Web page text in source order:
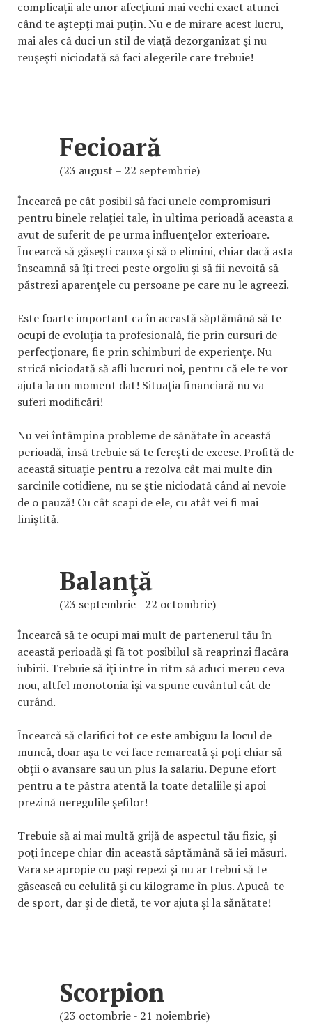
complicaţii ale unor afecţiuni mai vechi exact atunci
când te aştepţi mai puţin. Nu e de mirare acest lucru,
mai ales că duci un stil de viaţă dezorganizat şi nu
reuşeşti niciodată să faci alegerile care trebuie!
Fecioară
(23 august – 22 septembrie)
Încearcă pe cât posibil să faci unele compromisuri
pentru binele relaţiei tale, în ultima perioadă aceasta a
avut de suferit de pe urma influenţelor exterioare.
Încearcă să găseşti cauza şi să o elimini, chiar dacă asta
înseamnă să îţi treci peste orgoliu şi să fii nevoită să
păstrezi aparenţele cu persoane pe care nu le agreezi.
Este foarte important ca în această săptămână să te
ocupi de evoluţia ta profesională, fie prin cursuri de
perfecţionare, fie prin schimburi de experienţe. Nu
strică niciodată să afli lucruri noi, pentru că ele te vor
ajuta la un moment dat! Situaţia financiară nu va
suferi modificări!
Nu vei întâmpina probleme de sănătate în această
perioadă, însă trebuie să te fereşti de excese. Profită de
această situaţie pentru a rezolva cât mai multe din
sarcinile cotidiene, nu se ştie niciodată când ai nevoie
de o pauză! Cu cât scapi de ele, cu atât vei fi mai
liniştită.
Balanţă
(23 septembrie - 22 octombrie)
Încearcă să te ocupi mai mult de partenerul tău în
această perioadă şi fă tot posibilul să reaprinzi flacăra
iubirii. Trebuie să îţi intre în ritm să aduci mereu ceva
nou, altfel monotonia îşi va spune cuvântul cât de
curând.
Încearcă să clarifici tot ce este ambiguu la locul de
muncă, doar aşa te vei face remarcată şi poţi chiar să
obţii o avansare sau un plus la salariu. Depune efort
pentru a te păstra atentă la toate detaliile şi apoi
prezină neregulile şefilor!
Trebuie să ai mai multă grijă de aspectul tău fizic, şi
poţi începe chiar din această săptămână să iei măsuri.
Vara se apropie cu paşi repezi şi nu ar trebui să te
găsească cu celulită şi cu kilograme în plus. Apucă-te
de sport, dar şi de dietă, te vor ajuta şi la sănătate!
Scorpion
(23 octombrie - 21 noiembrie)